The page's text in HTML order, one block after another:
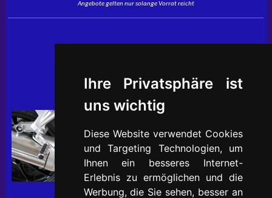
Ihre Privatsphäre ist
uns wichtig
Diese Website verwendet Cookies
und Targeting Technologien, um
Ihnen ein besseres Internet-
Erlebnis zu ermöglichen und die
Werbung, die Sie sehen, besser an
Angebote gelten nur solange Vorrat reicht
verstellbar]
verstellbar in 8 Positionen Versatz
(=Längenverstellung) 25-50mm in 6
Abstufungen rund mit Gummiauflage
Geeignet für:
VFR 800 RC80 (2015 - 2016)
VFR 800 RC94 (2017 - 2020)